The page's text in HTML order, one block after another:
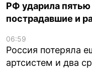
РФ ударила
пострадавшие и
06:59
Россия потеряла
артсистем и два